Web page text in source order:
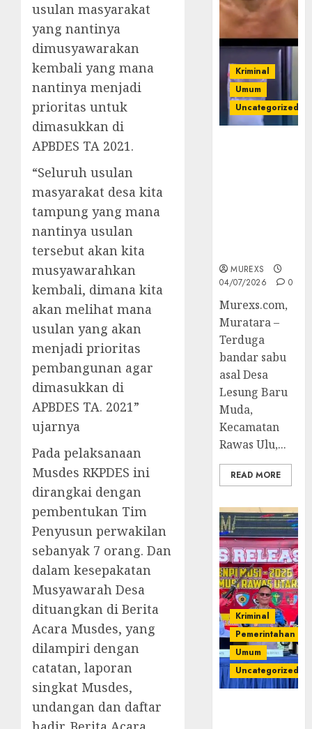
usulan masyarakat
yang nantinya
dimusyawarakan
kembali yang mana
nantinya menjadi
prioritas untuk
dimasukkan di
APBDES TA 2021.
“Seluruh usulan
masyarakat desa kita
tampung yang mana
nantinya usulan
tersebut akan kita
musyawarahkan
kembali, dimana kita
akan melihat mana
usulan yang akan
menjadi prioritas
pembangunan agar
dimasukkan di
APBDES TA. 2021”
ujarnya
Pada pelaksanaan
Musdes RKPDES ini
dirangkai dengan
pembentukan Tim
Penyusun perwakilan
sebanyak 7 orang. Dan
dalam kesepakatan
Musyawarah Desa
dituangkan di Berita
Acara Musdes, yang
dilampiri dengan
catatan, laporan
singkat Musdes,
undangan dan daftar
Kriminal
Umum
Uncategorized
MUREXS
04/07/2026
0
Murexs.com,
Muratara –
Terduga
bandar sabu
asal Desa
Lesung Baru
Muda,
Kecamatan
Rawas Ulu,...
READ MORE
Kriminal
Pemerintahan
Umum
Uncategorized